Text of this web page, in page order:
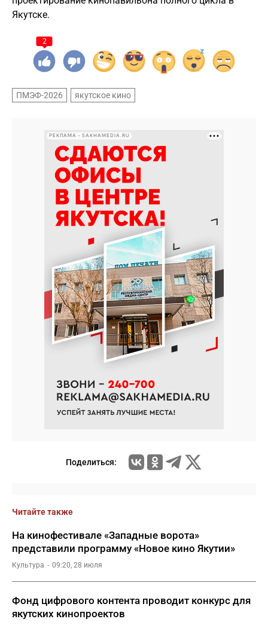
Якутске.
2
ПМЭФ-2026 якутское кино
РЕКЛАМА • SAKHAMEDIA.RU
Поделиться:
Читайте также
На кинофестивале «Западные ворота»
представили программу «Новое кино Якутии»
Культура 09:20, 28 июля
Фонд цифрового контента проводит конкурс для
якутских кинопроектов